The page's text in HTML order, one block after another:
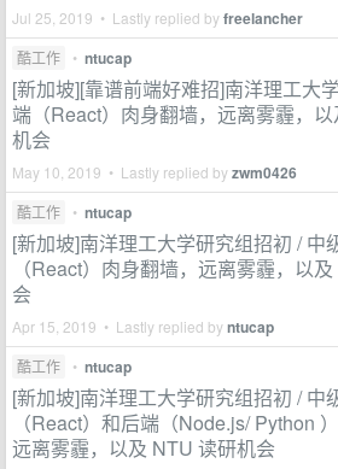
Jul 25, 2019 • Lastly replied byfreelancher
酷工作 • ntucap
[新加坡][靠谱前端好难招]南洋理工大
端（React）肉身翻墙，远离雾霾，
机会
May 10, 2019 • Lastly replied byzwm0426
酷工作 • ntucap
[新加坡]南洋理工大学研究组招初 / 中
（React）肉身翻墙，远离雾霾，以
会
Apr 15, 2019 • Lastly replied byntucap
酷工作 • ntucap
[新加坡]南洋理工大学研究组招初 / 中
（React）和后端（Node.js/ Python
远离雾霾，以及 NTU 读研机会